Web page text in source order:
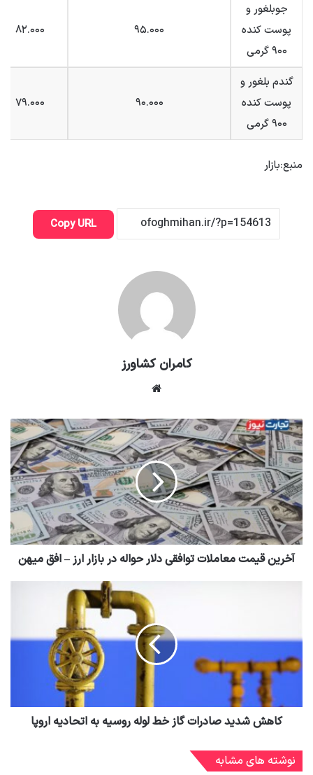
جوبلغور و
پوست کنده
۹۰۰ گرمی
۹۵.۰۰۰ ۸۲.۰۰۰
گندم بلغور و
پوست کنده
۹۰۰ گرمی
۹۰.۰۰۰ ۷۹.۰۰۰
منبع:بازار
Copy URL
کامران کشاورز
آخرین قیمت معاملات توافقی دلار حواله در بازار ارز – افق میهن
کاهش شدید صادرات گاز خط لوله روسیه به اتحادیه اروپا
نوشته های مشابه